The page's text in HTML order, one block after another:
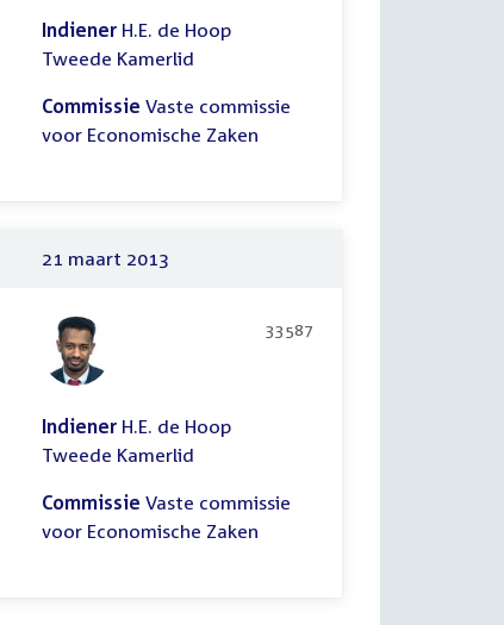
Indiener H.E. de Hoop
Tweede Kamerlid
Commissie Vaste commissie
voor Economische Zaken
21 maart 2013
33587
Indiener H.E. de Hoop
Tweede Kamerlid
Commissie Vaste commissie
voor Economische Zaken